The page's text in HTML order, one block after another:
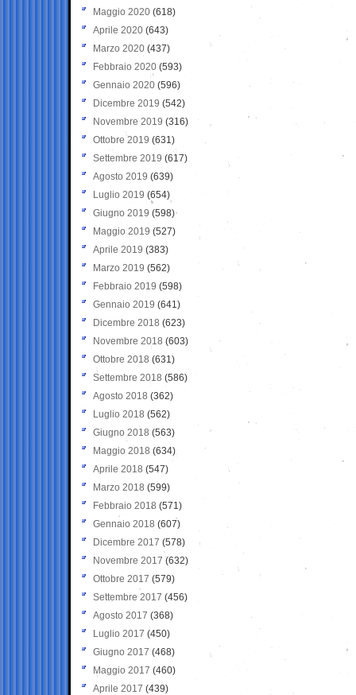
Maggio 2020 (618)
Aprile 2020 (643)
Marzo 2020 (437)
Febbraio 2020 (593)
Gennaio 2020 (596)
Dicembre 2019 (542)
Novembre 2019 (316)
Ottobre 2019 (631)
Settembre 2019 (617)
Agosto 2019 (639)
Luglio 2019 (654)
Giugno 2019 (598)
Maggio 2019 (527)
Aprile 2019 (383)
Marzo 2019 (562)
Febbraio 2019 (598)
Gennaio 2019 (641)
Dicembre 2018 (623)
Novembre 2018 (603)
Ottobre 2018 (631)
Settembre 2018 (586)
Agosto 2018 (362)
Luglio 2018 (562)
Giugno 2018 (563)
Maggio 2018 (634)
Aprile 2018 (547)
Marzo 2018 (599)
Febbraio 2018 (571)
Gennaio 2018 (607)
Dicembre 2017 (578)
Novembre 2017 (632)
Ottobre 2017 (579)
Settembre 2017 (456)
Agosto 2017 (368)
Luglio 2017 (450)
Giugno 2017 (468)
Maggio 2017 (460)
Aprile 2017 (439)